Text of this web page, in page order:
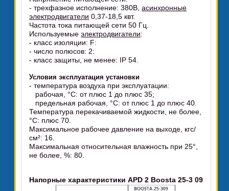
- трехфазное исполнение: 380В,асинхронные
электродвигатели 0,37-18,5 квт.
Частота тока питающей сети 50 Гц.
Используемыеэлектродвигатели:
- класс изоляции: F:
- число полюсов: 2:
- класс защиты, не менее: IP 54.
Условия эксплуатация установки
- температура воздуха при эксплуатации:
рабочая, °C: от плюс 1 до плюс 35;
предельная рабочая, °C: от плюс 1 до плюс 40.
Температура перекачиваемой жидкости, не более,
°C: плюс 70.
Максимальное рабочее давление на выходе, кгс/
см²: 16.
Максимальная относительная влажность при 25°,
не более, %: 80.
Напорные характеристики APD 2 Boosta 25-3 09